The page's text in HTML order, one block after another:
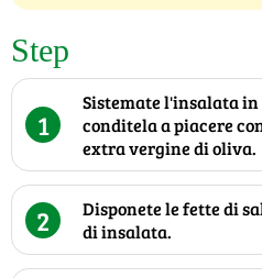
Step
1
Sistemate l'insalata
conditela a piacere
extra vergine di oliva.
2
Disponete le fette di
di insalata.